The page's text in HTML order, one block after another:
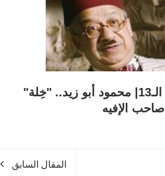
في ذكرى رحيله الـ13| محمود أبو زيد.. "خِلة"
صاحب الإفيه
المقال السابق